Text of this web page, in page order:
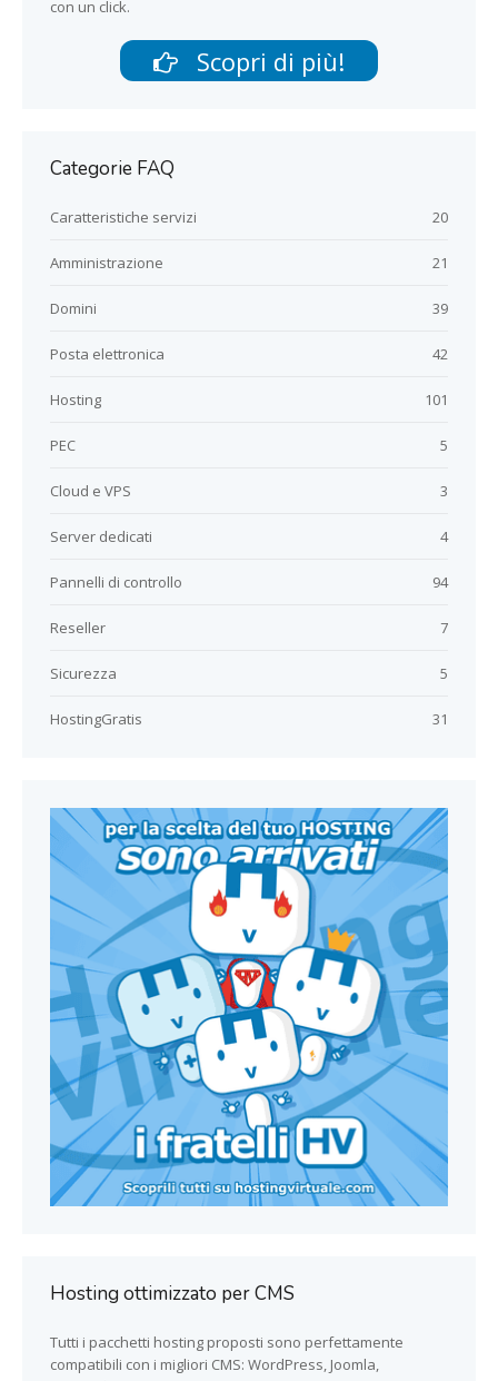
con un click.
Scopri di più!
Categorie FAQ
20
Caratteristiche servizi
21
Amministrazione
39
Domini
42
Posta elettronica
101
Hosting
5
PEC
3
Cloud e VPS
4
Server dedicati
94
Pannelli di controllo
7
Reseller
5
Sicurezza
31
HostingGratis
Hosting ottimizzato per CMS
Tutti i pacchetti hosting proposti sono perfettamente
compatibili con i migliori CMS: WordPress, Joomla,